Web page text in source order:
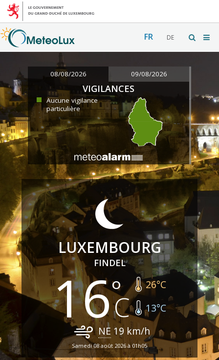
FR DE
08/08/2026 09/08/2026
VIGILANCES
Aucune vigilance
particulière
LUXEMBOURG
FINDEL
16 26°C
13°C
NE 19 km/h
Samedi 08 août 2026 à 01h05